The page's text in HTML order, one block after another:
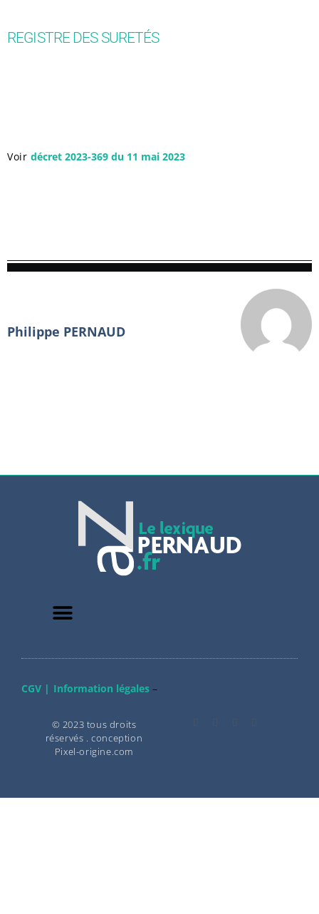
REGISTRE DES SURETÉS
Voir décret 2023-369 du 11 mai 2023
Philippe PERNAUD
CGV | Information légales–
© 2023 tous droits
réservés . conception
Pixel-origine.com